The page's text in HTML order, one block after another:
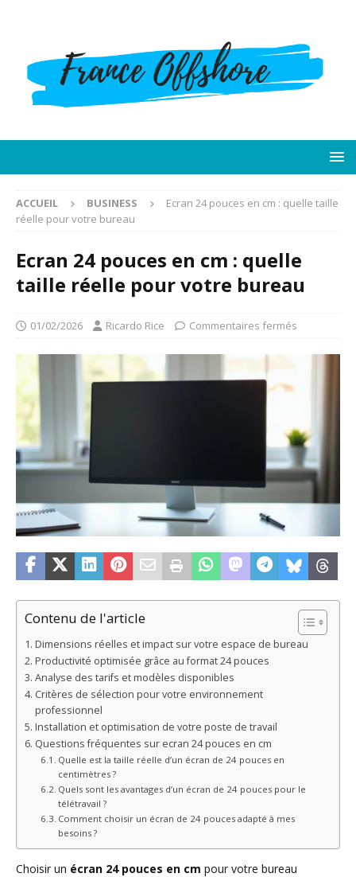
ACCUEIL BUSINESS
Ecran 24 pouces en cm : quelle taille
réelle pour votre bureau
Ecran 24 pouces en cm : quelle
taille réelle pour votre bureau
01/02/2026 Ricardo Rice Commentaires fermés
Contenu de l'article
Dimensions réelles et impact sur votre espace de bureau
Productivité optimisée grâce au format 24 pouces
Analyse des tarifs et modèles disponibles
Critères de sélection pour votre environnement
professionnel
Installation et optimisation de votre poste de travail
Questions fréquentes sur ecran 24 pouces en cm
Quelle est la taille réelle d’un écran de 24 pouces en
centimètres ?
Quels sont les avantages d’un écran de 24 pouces pour le
télétravail ?
Comment choisir un écran de 24 pouces adapté à mes
besoins ?
Choisir un écran 24 pouces en cm pour votre bureau